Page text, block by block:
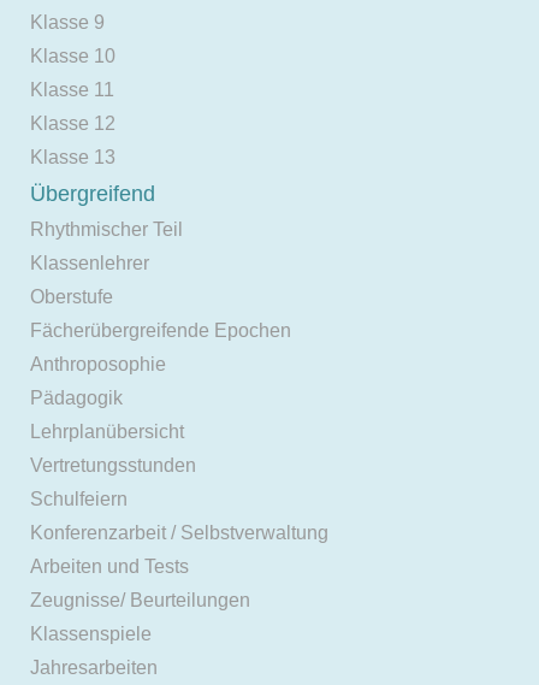
Klasse 9
Klasse 10
Klasse 11
Klasse 12
Klasse 13
Übergreifend
Rhythmischer Teil
Klassenlehrer
Oberstufe
Fächerübergreifende Epochen
Anthroposophie
Pädagogik
Lehrplanübersicht
Vertretungsstunden
Schulfeiern
Konferenzarbeit / Selbstverwaltung
Arbeiten und Tests
Zeugnisse/ Beurteilungen
Klassenspiele
Jahresarbeiten